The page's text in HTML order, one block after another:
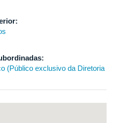
(Público exclusivo da Diretoria